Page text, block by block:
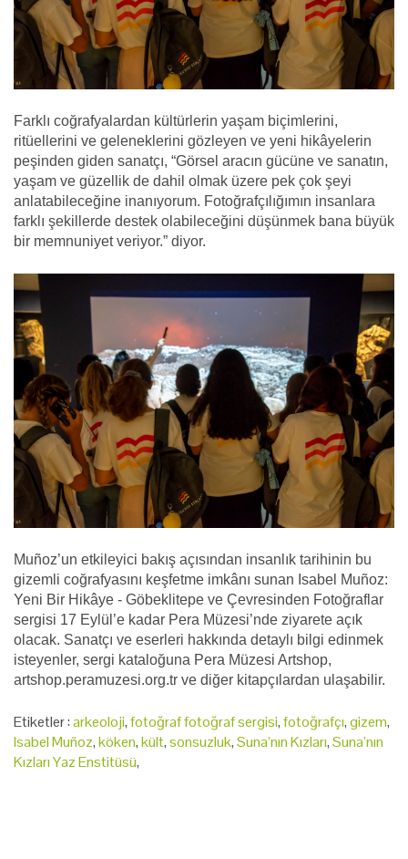
Farklı coğrafyalardan kültürlerin yaşam biçimlerini,
ritüellerini ve geleneklerini gözleyen ve yeni hikâyelerin
peşinden giden sanatçı, “Görsel aracın gücüne ve sanatın,
yaşam ve güzellik de dahil olmak üzere pek çok şeyi
anlatabileceğine inanıyorum. Fotoğrafçılığımın insanlara
farklı şekillerde destek olabileceğini düşünmek bana büyük
bir memnuniyet veriyor.” diyor.
Muñoz’un etkileyici bakış açısından insanlık tarihinin bu
gizemli coğrafyasını keşfetme imkânı sunan Isabel Muñoz:
Yeni Bir Hikâye - Göbeklitepe ve Çevresinden Fotoğraflar
sergisi 17 Eylül’e kadar Pera Müzesi’nde ziyarete açık
olacak. Sanatçı ve eserleri hakkında detaylı bilgi edinmek
isteyenler, sergi kataloğuna Pera Müzesi Artshop,
artshop.peramuzesi.org.tr ve diğer kitapçılardan ulaşabilir.
Etiketler :arkeoloji,fotoğraf fotoğraf sergisi,fotoğrafçı,gizem,
Isabel Muñoz,köken,kült,sonsuzluk,Suna’nın Kızları,Suna’nın
Kızları Yaz Enstitüsü,